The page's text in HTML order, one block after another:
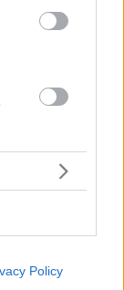
Policy
(και